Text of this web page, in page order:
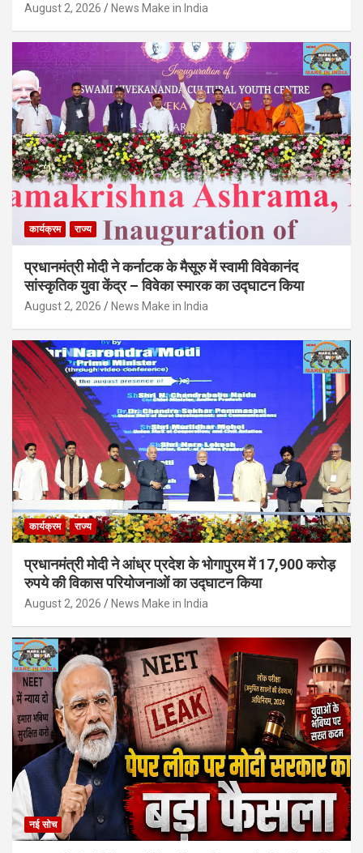
August 2, 2026 News Make in India
कार्यक्रम राज्य
प्रधानमंत्री मोदी ने कर्नाटक के मैसूरु में स्वामी विवेकानंद
सांस्कृतिक युवा केंद्र – विवेका स्मारक का उद्घाटन किया
August 2, 2026 News Make in India
कार्यक्रम राज्य
प्रधानमंत्री मोदी ने आंध्र प्रदेश के भोगापुरम में 17,900 करोड़
रुपये की विकास परियोजनाओं का उद्घाटन किया
August 2, 2026 News Make in India
नई सोच